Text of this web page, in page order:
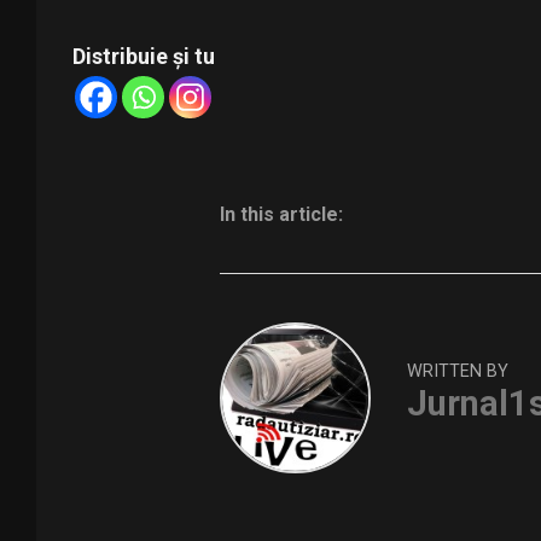
Distribuie și tu
In this article:
WRITTEN BY